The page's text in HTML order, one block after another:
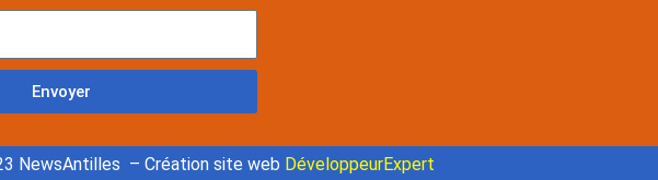
Envoyer
NewsAntilles – Création site web DéveloppeurExpert